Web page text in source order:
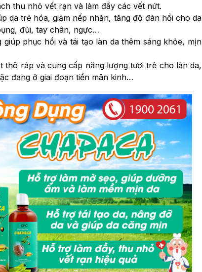
thu nhỏ vết rạn và làm đầy các vết nứt.
da trẻ hóa, giảm nếp nhăn, tăng độ đàn hồi cho da
đùi, tay chân, ngực…
phục hồi và tái tạo làn da thêm sáng khỏe, mịn
thô ráp và cung cấp năng lượng tươi trẻ cho làn da,
đang ở giai đoạn tiền mãn kinh…